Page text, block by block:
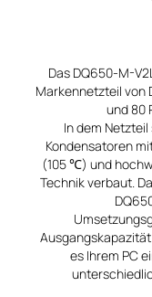
Das DQ650-M-
Markennetzteil von
und 80
In dem
Kondensatoren
(105 ℃) und
Technik verbaut.
es Ihrem PC